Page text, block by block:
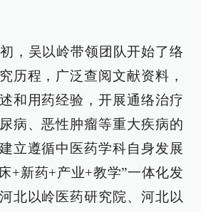
，吴以岭带领团队开始了络
历程，广泛查阅文献资料，
和用药经验，开展通络治疗
病、恶性肿瘤等重大疾病的
立遵循中医药学科自身发展
+新药+产业+教学”一体化发
北以岭医药研究院、河北以